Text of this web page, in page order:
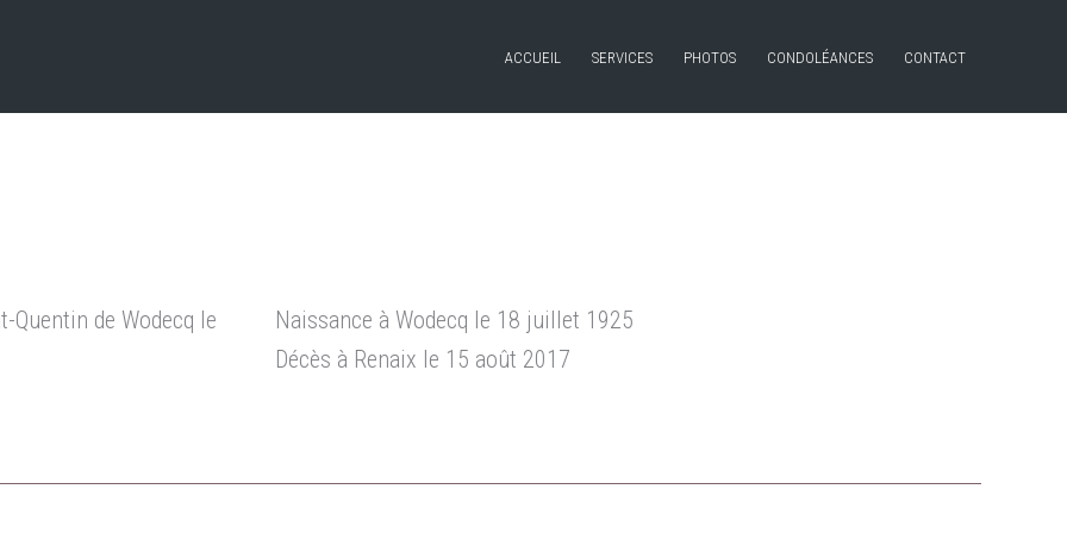
ACCUEIL SERVICES PHOTOS CONDOLÉANCES CONTACT
Quentin de Wodecq le
Naissance à Wodecq le 18 juillet 1925
Décès à Renaix le 15 août 2017